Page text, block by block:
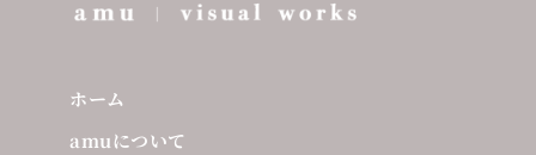
ホーム
amuについて